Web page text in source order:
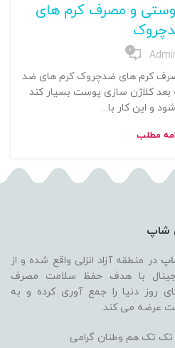
و مصرف کرم های
0
کرم های ضدچروک کرم های ضد
30 سالگی به بعد کلاژن سازی پوست بسیار کند
و این کار با...
مطلب
شاپ
در منطقه آزاد انزلی واقع شده و از
با هدف حفظ سلامت مصرف
روز دنیا را جمع آوری کرده و به
عرضه می کند.
تک تک هم وطنان گرامی